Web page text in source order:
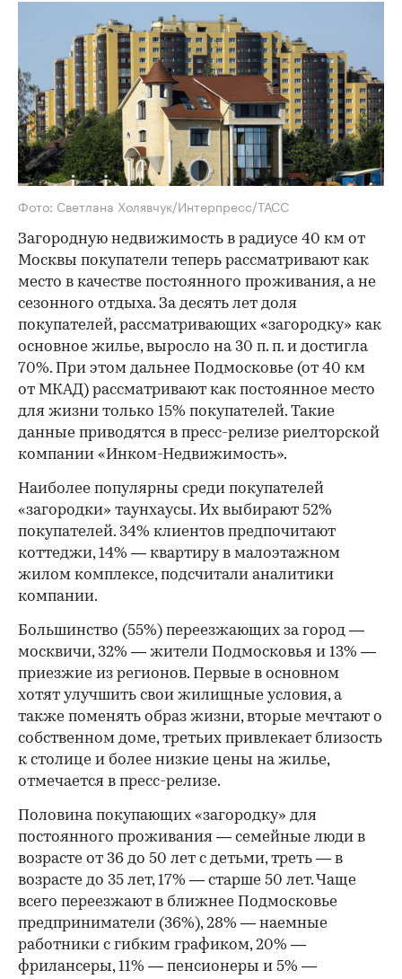
Фото: Светлана Холявчук/Интерпресс/ТАСС
Загородную недвижимость в радиусе 40 км от
Москвы покупатели теперь рассматривают как
место в качестве постоянного проживания, а не
сезонного отдыха. За десять лет доля
покупателей, рассматривающих «загородку» как
основное жилье, выросло на 30 п. п. и достигла
70%. При этом дальнее Подмосковье (от 40 км
от МКАД) рассматривают как постоянное место
для жизни только 15% покупателей. Такие
данные приводятся в пресс-релизе риелторской
компании «Инком-Недвижимость».
Наиболее популярны среди покупателей
«загородки» таунхаусы. Их выбирают 52%
покупателей. 34% клиентов предпочитают
коттеджи, 14% — квартиру в малоэтажном
жилом комплексе, подсчитали аналитики
компании.
Большинство (55%) переезжающих за город —
москвичи, 32% — жители Подмосковья и 13% —
приезжие из регионов. Первые в основном
хотят улучшить свои жилищные условия, а
также поменять образ жизни, вторые мечтают о
собственном доме, третьих привлекает близость
к столице и более низкие цены на жилье,
отмечается в пресс-релизе.
Половина покупающих «загородку» для
постоянного проживания — семейные люди в
возрасте от 36 до 50 лет с детьми, треть — в
возрасте до 35 лет, 17% — старше 50 лет. Чаще
всего переезжают в ближнее Подмосковье
предприниматели (36%), 28% — наемные
работники с гибким графиком, 20% —
фрилансеры, 11% — пенсионеры и 5% —